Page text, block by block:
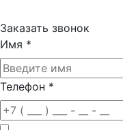
Заказать звонок
Имя *
Телефон *